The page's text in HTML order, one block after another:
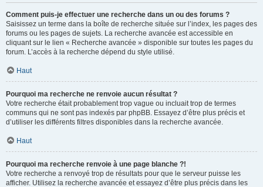
Comment puis-je effectuer une recherche dans un ou des forums ?
Saisissez un terme dans la boîte de recherche située sur l’index, les pages des
forums ou les pages de sujets. La recherche avancée est accessible en
cliquant sur le lien « Recherche avancée » disponible sur toutes les pages du
forum. L’accès à la recherche dépend du style utilisé.
Haut
Pourquoi ma recherche ne renvoie aucun résultat ?
Votre recherche était probablement trop vague ou incluait trop de termes
communs qui ne sont pas indexés par phpBB. Essayez d’être plus précis et
d’utiliser les différents filtres disponibles dans la recherche avancée.
Haut
Pourquoi ma recherche renvoie à une page blanche ?!
Votre recherche a renvoyé trop de résultats pour que le serveur puisse les
afficher. Utilisez la recherche avancée et essayez d’être plus précis dans les